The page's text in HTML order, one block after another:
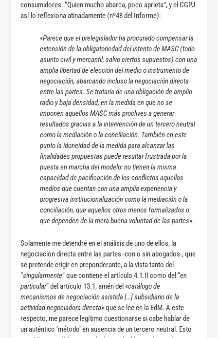
consumidores. “Quien mucho abarca, poco aprieta”, y el CGPJ
así lo reflexiona atinadamente (nº48 del Informe):
«Parece que el prelegislador ha procurado compensar la
extensión de la obligatoriedad del intento de MASC (todo
asunto civil y mercantil, salvo ciertos supuestos) con una
amplia libertad de elección del medio o instrumento de
negociación, abarcando incluso la negociación directa
entre las partes. Se trataría de una obligación de amplio
radio y baja densidad, en la medida en que no se
imponen aquellos MASC más proclives a generar
resultados gracias a la intervención de un tercero neutral
como la mediación o la conciliación. También en este
punto la idoneidad de la medida para alcanzar las
finalidades propuestas puede resultar frustrada por la
puesta en marcha del modelo: no tienen la misma
capacidad de pacificación de los conflictos aquellos
medios que cuentan con una amplia experiencia y
progresiva institucionalización como la mediación o la
conciliación, que aquellos otros menos formalizados o
que dependen de la mera buena voluntad de las partes».
Solamente me detendré en el análisis de uno de ellos, la
negociación directa entre las partes -con o sin abogados-, que
se pretende erigir en preponderante, a la vista tanto del
“singularmente” que contiene el artículo 4.1.II como del “en
particular” del artículo 13.1, amén del «catálogo de
mecanismos de negociación asistida […] subsidiario de la
actividad negociadora directa» que se lee en la EdM. A este
respecto, me parece legítimo cuestionarse si cabe hablar de
un auténtico ‘método’ en ausencia de un tercero neutral. Esto